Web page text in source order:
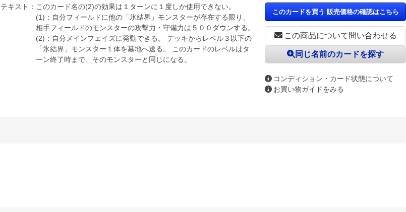
テキスト： このカード名の(2)の効果は１ターンに１度しか使用できない。
(1)：自分フィールドに他の「氷結界」モンスターが存在する限り、
相手フィールドのモンスターの攻撃力・守備力は５００ダウンする。
(2)：自分メインフェイズに発動できる。 デッキからレベル３以下の
「氷結界」モンスター１体を墓地へ送る。 このカードのレベルはタ
ーン終了時まで、そのモンスターと同じになる。
この商品について問い合わせる
同じ名前のカードを探す
コンディション・カード状態について
お買い物ガイドをみる
このカードを買う 販売価格の確認はこちら